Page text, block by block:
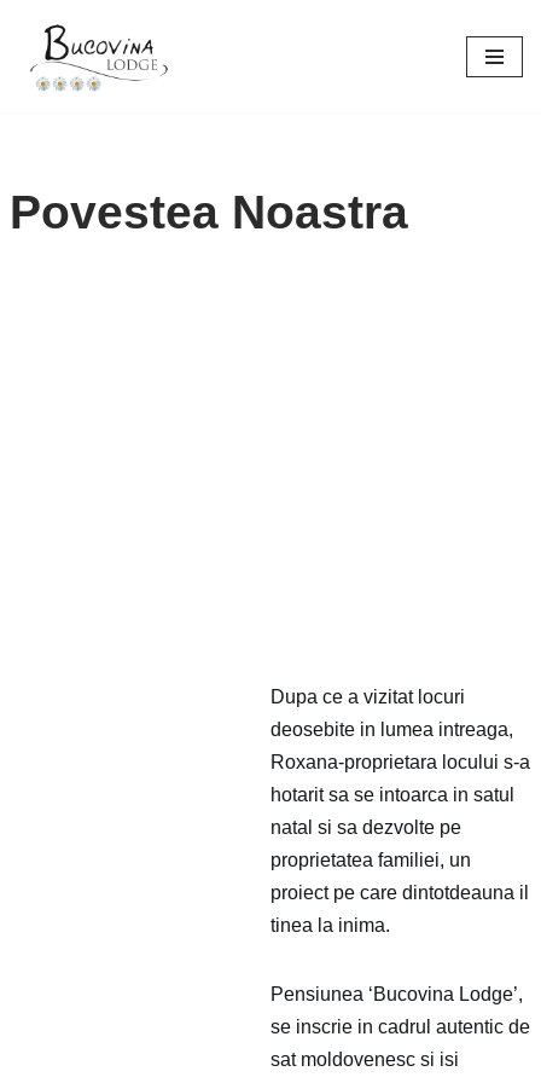
Sari
Povestea Noastra
Dupa ce a vizitat locuri
deosebite in lumea intreaga,
Roxana-proprietara locului s-a
hotarit sa se intoarca in satul
natal si sa dezvolte pe
proprietatea familiei, un
proiect pe care dintotdeauna il
tinea la inima.
Pensiunea ‘Bucovina Lodge’,
se inscrie in cadrul autentic de
sat moldovenesc si isi